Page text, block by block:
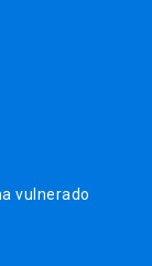
vulnerado